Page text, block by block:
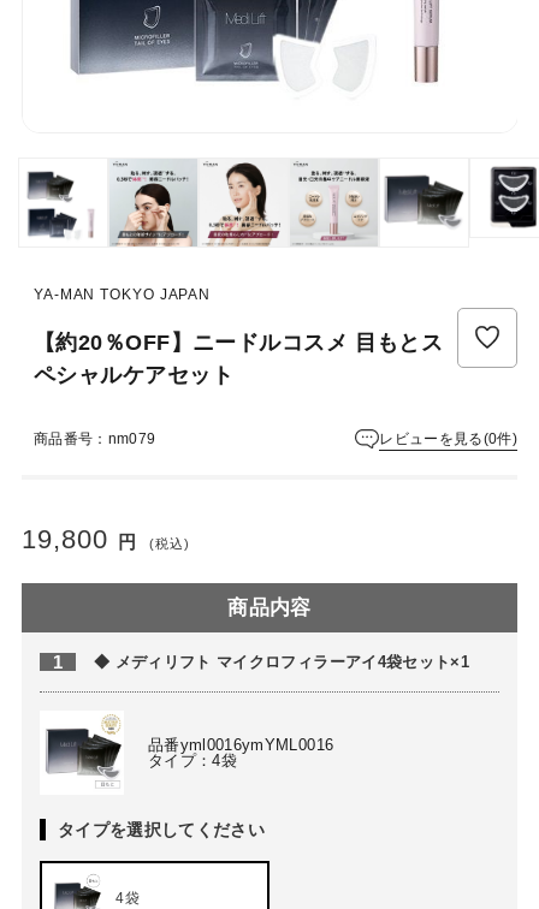
YA-MAN TOKYO JAPAN
【約20％OFF】ニードルコスメ 目もとス
ペシャルケアセット
商品番号：nm079 レビューを見る(0件)
19,800 円 (税込)
商品内容
1 ◆ メディリフト マイクロフィラーアイ4袋セット×1
品番yml0016ymYML0016
タイプ：4袋
タイプを選択してください
4袋